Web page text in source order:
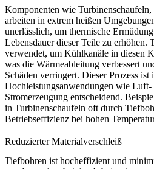
Komponenten wie
arbeiten in extrem heißen
unerlässlich, um thermische
Lebensdauer dieser Teile zu
verwendet, um Kühlkanäle in diesen
was die Wärmeableitung verbessert
Schäden verringert. Dieser Prozess ist
Hochleistungsanwendungen wie Luft-
Stromerzeugung entscheidend.
in Turbinenschaufeln oft durch
Betriebseffizienz bei hohen
Reduzierter Materialverschleiß
Tiefbohren ist hocheffizient und